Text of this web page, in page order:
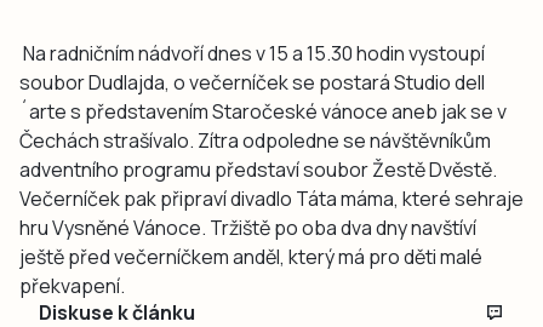
Na radničním nádvoří dnes v 15 a 15.30 hodin vystoupí
soubor Dudlajda, o večerníček se postará Studio dell
´arte s představením Staročeské vánoce aneb jak se v
Čechách strašívalo. Zítra odpoledne se návštěvníkům
adventního programu představí soubor Žestě Dvěstě.
Večerníček pak připraví divadlo Táta máma, které sehraje
hru Vysněné Vánoce. Tržiště po oba dva dny navštíví
ještě před večerníčkem anděl, který má pro děti malé
překvapení.
Diskuse k článku